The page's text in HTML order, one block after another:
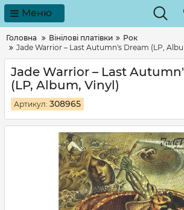
Меню
Головна Вінілові платівки
Рок
Jade Warrior – Last Autumn's Dream (LP,
Jade Warrior – Last
(LP, Album, Vinyl)
Артикул: 308965